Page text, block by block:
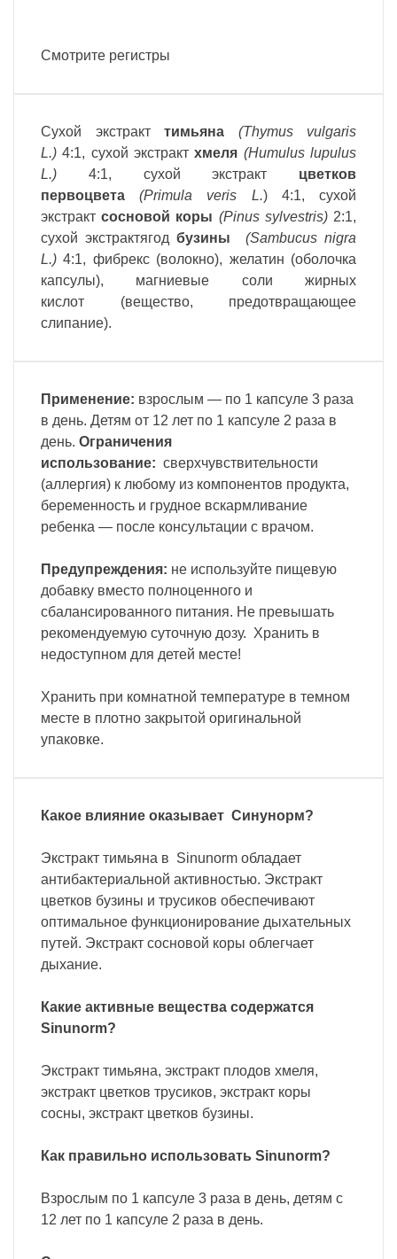
Смотрите регистры
Cухой экстракт тимьяна
(Thymus vulgaris
L.) 4:1, сухой экстрактхмеля (Humulus lupulus
L.) 4:1, сухой экстракт цветков
первоцвета
(Primula veris L.) 4:1, сухой
экстрактсосновой коры (Pinus sylvestris)2:1,
сухой экстрактягодбузины
(Sambucus nigra
L.) 4:1, фибрекс (волокно), желатин (оболочка
капсулы), магниевые соли жирных
кислот (вещество, предотвращающее
слипание).
Применение: взрослым — по 1 капсуле 3 раза
в день. Детям от 12 лет по 1 капсуле 2 раза в
день. Ограничения
использование: сверхчувствительности
(аллергия) к любому из компонентов продукта,
беременность и грудное вскармливание
ребенка — после консультации с врачом.
Предупреждения: не используйте пищевую
добавку вместо полноценного и
сбалансированного питания. Не превышать
рекомендуемую суточную дозу. Хранить в
недоступном для детей месте!
Хранить при комнатной температуре в темном
месте в плотно закрытой оригинальной
упаковке.
Какое влияние оказывает Синунорм?
Экстракт тимьяна в Sinunorm обладает
антибактериальной активностью. Экстракт
цветков бузины и трусиков обеспечивают
оптимальное функционирование дыхательных
путей. Экстракт сосновой коры облегчает
дыхание.
Какие активные вещества содержатся
Sinunorm?
Экстракт тимьяна, экстракт плодов хмеля,
экстракт цветков трусиков, экстракт коры
сосны, экстракт цветков бузины.
Как правильно использовать Sinunorm?
Взрослым по 1 капсуле 3 раза в день, детям с
12 лет по 1 капсуле 2 раза в день.